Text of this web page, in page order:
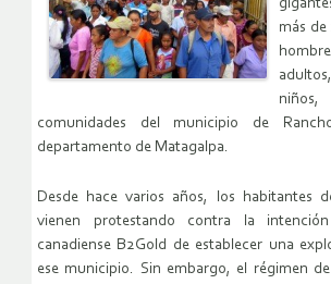
más
comunidades del municipio de
departamento de Matagalpa.
Desde hace varios años, los habitantes
vienen protestando contra la
canadiense B2Gold de establecer una
ese municipio. Sin embargo, el régimen